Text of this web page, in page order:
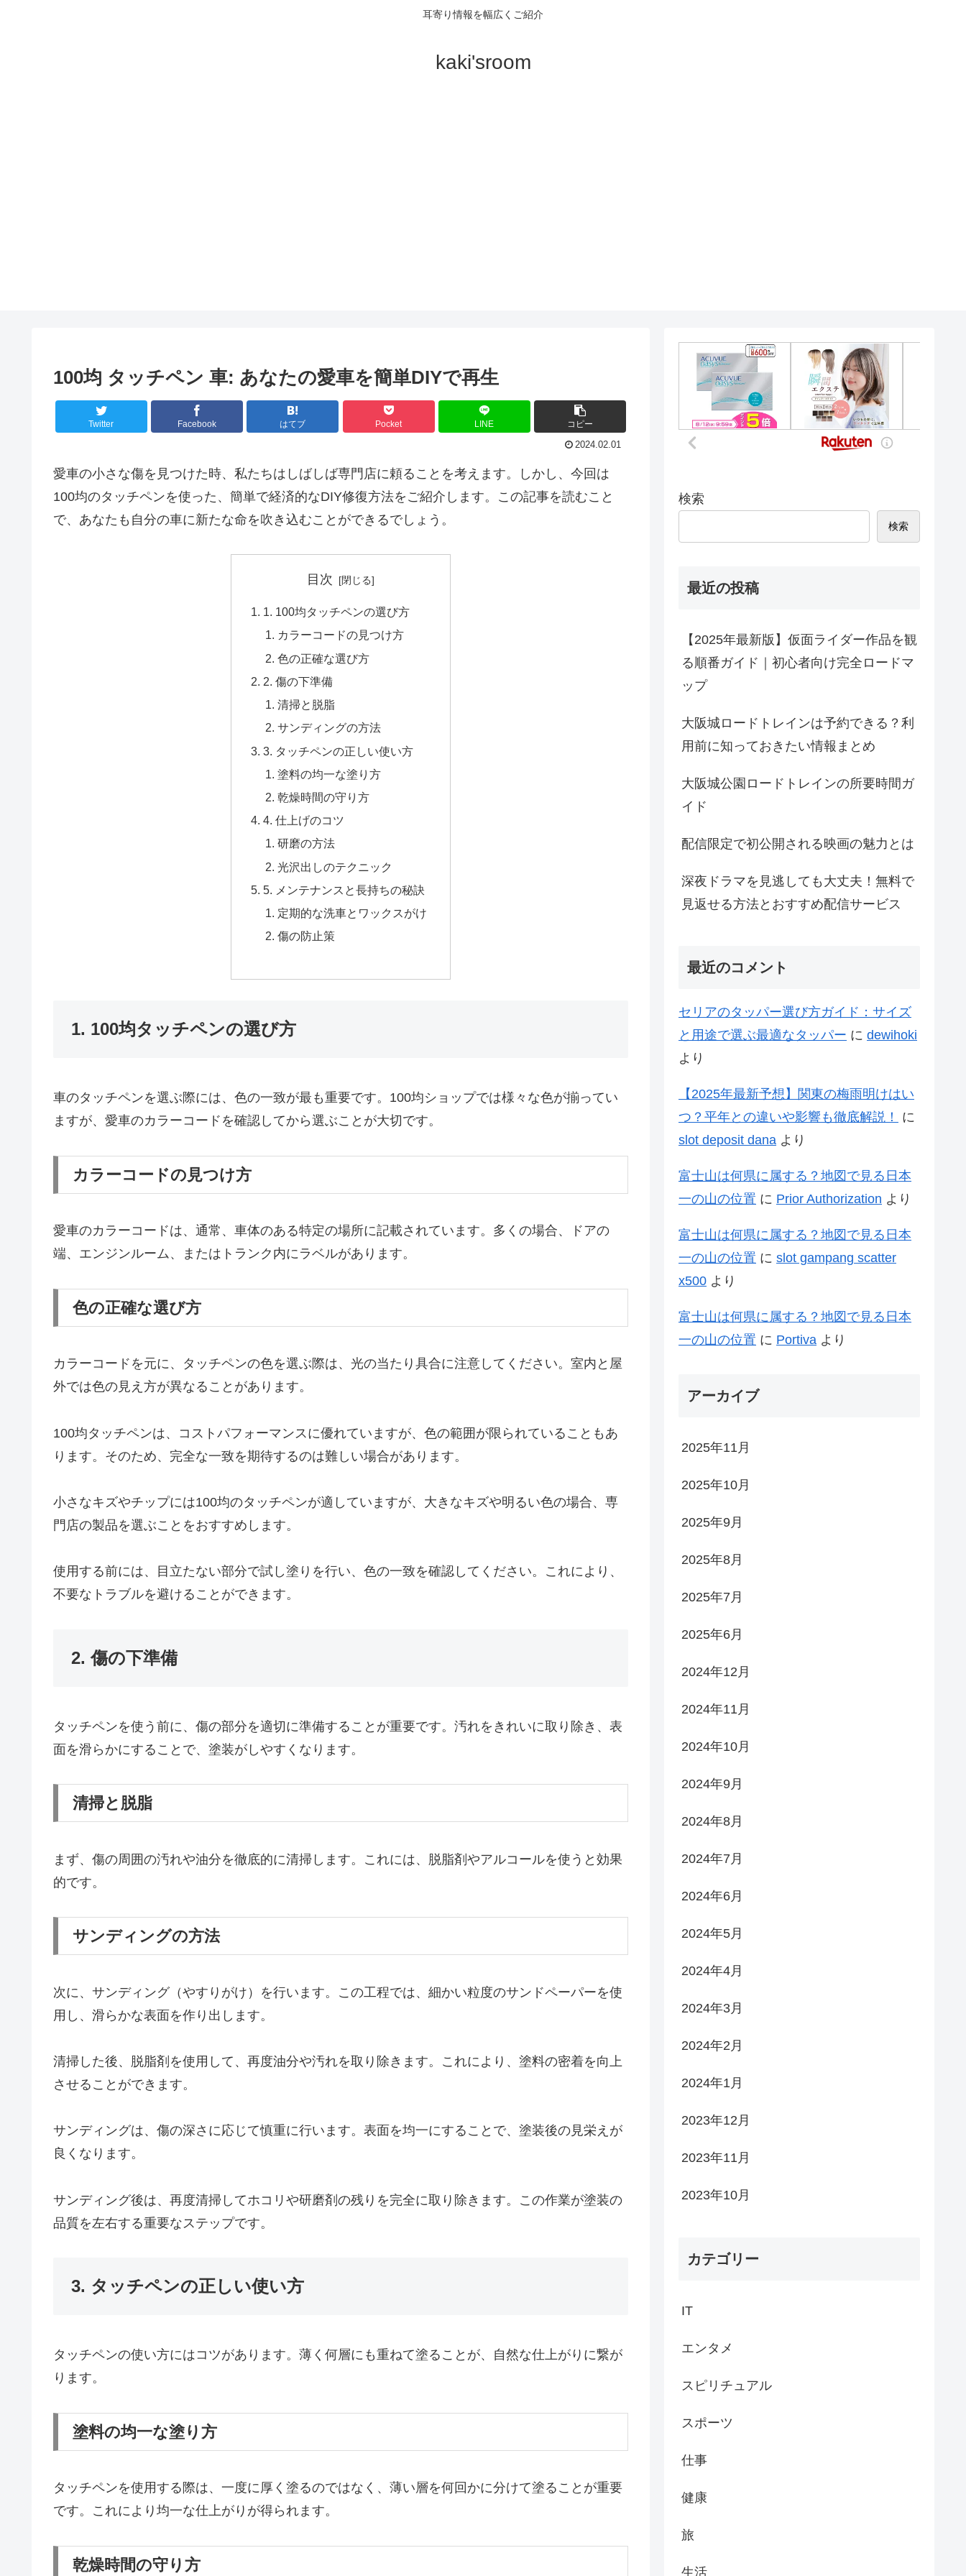
耳寄り情報を幅広くご紹介
kaki'sroom
100均 タッチペン 車: あなたの愛車を簡単DIYで再生
Twitter Facebook はてブ Pocket LINE コピー
2024.02.01
愛車の小さな傷を見つけた時、私たちはしばしば専門店に頼ることを考えます。しかし、今回は
100均のタッチペンを使った、簡単で経済的なDIY修復方法をご紹介します。この記事を読むこと
で、あなたも自分の車に新たな命を吹き込むことができるでしょう。
目次
1. 100均タッチペンの選び方
カラーコードの見つけ方
色の正確な選び方
2. 傷の下準備
清掃と脱脂
サンディングの方法
3. タッチペンの正しい使い方
塗料の均一な塗り方
乾燥時間の守り方
4. 仕上げのコツ
研磨の方法
光沢出しのテクニック
5. メンテナンスと長持ちの秘訣
定期的な洗車とワックスがけ
傷の防止策
1. 100均タッチペンの選び方
車のタッチペンを選ぶ際には、色の一致が最も重要です。100均ショップでは様々な色が揃ってい
ますが、愛車のカラーコードを確認してから選ぶことが大切です。
カラーコードの見つけ方
愛車のカラーコードは、通常、車体のある特定の場所に記載されています。多くの場合、ドアの
端、エンジンルーム、またはトランク内にラベルがあります。
色の正確な選び方
カラーコードを元に、タッチペンの色を選ぶ際は、光の当たり具合に注意してください。室内と屋
外では色の見え方が異なることがあります。
100均タッチペンは、コストパフォーマンスに優れていますが、色の範囲が限られていることもあ
ります。そのため、完全な一致を期待するのは難しい場合があります。
小さなキズやチップには100均のタッチペンが適していますが、大きなキズや明るい色の場合、専
門店の製品を選ぶことをおすすめします。
使用する前には、目立たない部分で試し塗りを行い、色の一致を確認してください。これにより、
不要なトラブルを避けることができます。
2. 傷の下準備
タッチペンを使う前に、傷の部分を適切に準備することが重要です。汚れをきれいに取り除き、表
面を滑らかにすることで、塗装がしやすくなります。
清掃と脱脂
まず、傷の周囲の汚れや油分を徹底的に清掃します。これには、脱脂剤やアルコールを使うと効果
的です。
サンディングの方法
次に、サンディング（やすりがけ）を行います。この工程では、細かい粒度のサンドペーパーを使
用し、滑らかな表面を作り出します。
清掃した後、脱脂剤を使用して、再度油分や汚れを取り除きます。これにより、塗料の密着を向上
させることができます。
サンディングは、傷の深さに応じて慎重に行います。表面を均一にすることで、塗装後の見栄えが
良くなります。
サンディング後は、再度清掃してホコリや研磨剤の残りを完全に取り除きます。この作業が塗装の
品質を左右する重要なステップです。
3. タッチペンの正しい使い方
タッチペンの使い方にはコツがあります。薄く何層にも重ねて塗ることが、自然な仕上がりに繋が
ります。
塗料の均一な塗り方
タッチペンを使用する際は、一度に厚く塗るのではなく、薄い層を何回かに分けて塗ることが重要
です。これにより均一な仕上がりが得られます。
乾燥時間の守り方
検索
検索
最近の投稿
【2025年最新版】仮面ライダー作品を観
る順番ガイド｜初心者向け完全ロードマ
ップ
大阪城ロードトレインは予約できる？利
用前に知っておきたい情報まとめ
大阪城公園ロードトレインの所要時間ガ
イド
配信限定で初公開される映画の魅力とは
深夜ドラマを見逃しても大丈夫！無料で
見返せる方法とおすすめ配信サービス
最近のコメント
セリアのタッパー選び方ガイド：サイズ
と用途で選ぶ最適なタッパー に dewihoki
より
【2025年最新予想】関東の梅雨明けはい
つ？平年との違いや影響も徹底解説！
に
slot deposit dana より
富士山は何県に属する？地図で見る日本
一の山の位置 に Prior Authorization より
富士山は何県に属する？地図で見る日本
一の山の位置 に slot gampang scatter
x500 より
富士山は何県に属する？地図で見る日本
一の山の位置 に Portiva より
アーカイブ
2025年11月
2025年10月
2025年9月
2025年8月
2025年7月
2025年6月
2024年12月
2024年11月
2024年10月
2024年9月
2024年8月
2024年7月
2024年6月
2024年5月
2024年4月
2024年3月
2024年2月
2024年1月
2023年12月
2023年11月
2023年10月
カテゴリー
IT
エンタメ
スピリチュアル
スポーツ
仕事
健康
旅
生活